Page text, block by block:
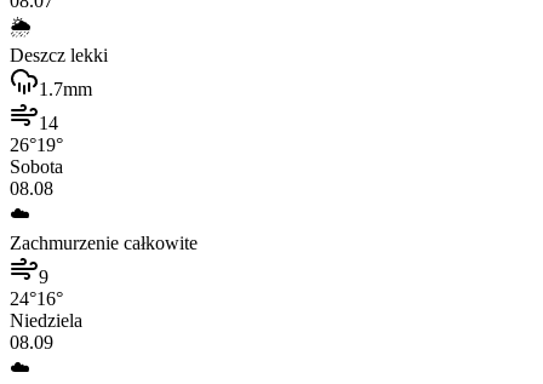
🌦️
Deszcz lekki
1.7mm
14
26°19°
Sobota
08.08
☁️
Zachmurzenie całkowite
9
24°16°
Niedziela
08.09
☁️